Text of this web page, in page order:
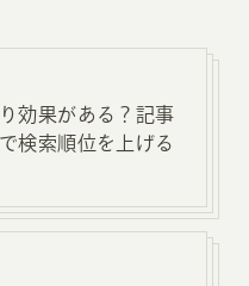
効果がある？記事
検索順位を上げる